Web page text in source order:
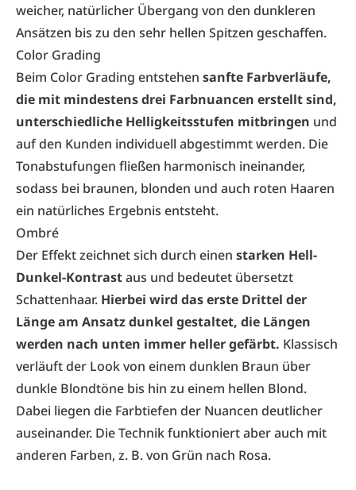
weicher, natürlicher Übergang von den dunkleren
Ansätzen bis zu den sehr hellen Spitzen geschaffen.
Color Grading
Beim Color Grading entstehen sanfte Farbverläufe,
die mit mindestens drei Farbnuancen erstellt sind,
unterschiedliche Helligkeitsstufen mitbringen und
auf den Kunden individuell abgestimmt werden. Die
Tonabstufungen fließen harmonisch ineinander,
sodass bei braunen, blonden und auch roten Haaren
ein natürliches Ergebnis entsteht.
Ombré
Der Effekt zeichnet sich durch einen starken Hell-
Dunkel-Kontrastaus und bedeutet übersetzt
Schattenhaar. Hierbei wird das erste Drittel der
Länge am Ansatz dunkel gestaltet, die Längen
werden nach unten immer heller gefärbt. Klassisch
verläuft der Look von einem dunklen Braun über
dunkle Blondtöne bis hin zu einem hellen Blond.
Dabei liegen die Farbtiefen der Nuancen deutlicher
auseinander. Die Technik funktioniert aber auch mit
anderen Farben, z. B. von Grün nach Rosa.